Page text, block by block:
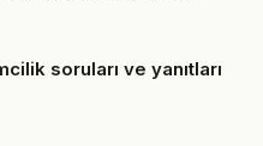
soruları ve yanıtları